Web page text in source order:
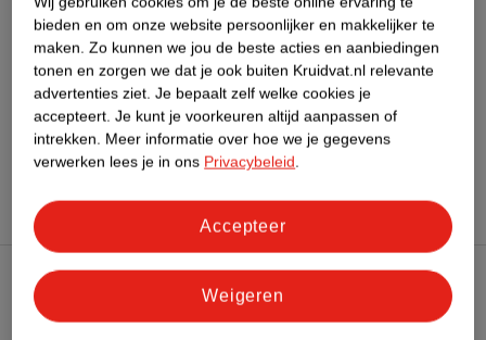
Bekijk ook
MeerDove Alle Deospray
Hoe controleren wij de reviews?
Kruidvat Club
bieden en om onze website persoonlijker en makkelijker te
maken. Zo kunnen we jou de beste acties en aanbiedingen
tonen en zorgen we dat je ook buiten Kruidvat.nl relevante
advertenties ziet. Je bepaalt zelf welke cookies je
accepteert. Je kunt je voorkeuren altijd aanpassen of
intrekken. Meer informatie over hoe we je gegevens
verwerken lees je in ons Privacybeleid.
Weigeren
Accepteer